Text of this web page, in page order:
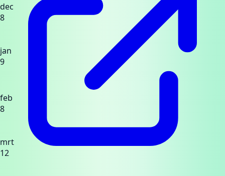
dec
8
jan
9
feb
8
mrt
12